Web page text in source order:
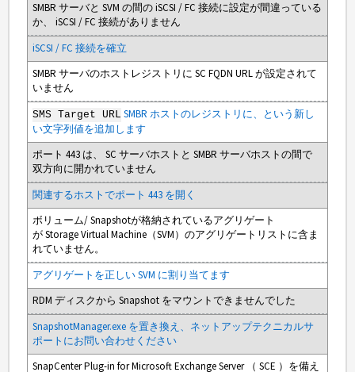
SMBR サーバと SVM の間の iSCSI / FC 接続に設定が間違っている
か、 iSCSI / FC 接続がありません
iSCSI / FC 接続を確立
SMBR サーバのホストレジストリに SC FQDN URL が設定されて
いません
SMS Target URL SMBR ホストのレジストリに、という新し
い文字列値を追加します
ポート 443 は、 SC サーバホストと SMBR サーバホストの間で
双方向に開かれていません
関連するホストでポート 443 を開く
ボリューム/ Snapshotが格納されているアグリゲート
が Storage Virtual Machine（SVM）のアグリゲートリストに含ま
れていません。
アグリゲートを正しい SVM に割り当てます
RDM ディスクから Snapshot をマウントできませんでした
SnapshotManager.exe を置き換え、ネットアップテクニカルサ
ポートにお問い合わせください
SnapCenterPlug-in for Microsoft Exchange Server （ SCE ）を備え